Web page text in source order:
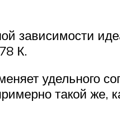
зависимости
К.
удельного
такой же,